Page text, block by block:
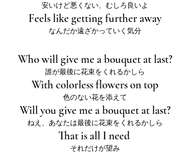
安いけど悪くない、むしろ良いよ
Feels like getting further away
なんだか遠ざかっていく気分
Who will give me a bouquet at last?
誰が最後に花束をくれるかしら
With colorless flowers on top
色のない花を添えて
Will you give me a bouquet at last?
ねえ、あなたは最後に花束をくれるかしら
That is all I need
それだけが望み